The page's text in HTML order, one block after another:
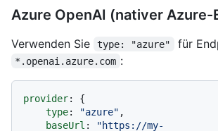
Azure OpenAI (nativer Azure-
Verwenden Sie type: "azure" für
*.openai.azure.com :
provider: {
type: "azure" ,
baseUrl :
"https://my-